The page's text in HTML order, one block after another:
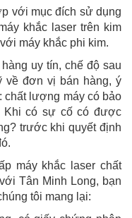
với mục đích sử dụng
khắc laser trên kim
máy khắc phi kim.
uy tín, chế độ sau
về đơn vị bán hàng, ý
lượng máy có bảo
Khi có sự cố có được
trước khi quyết định
máy khắc laser chất
Tân Minh Long, bạn
tôi mang lại: